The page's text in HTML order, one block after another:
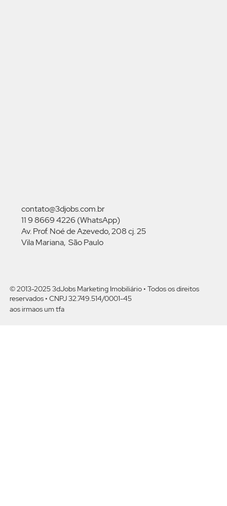
contato@3djobs.com.br
11 9 8669 4226 (WhatsApp)
Av. Prof. Noé de Azevedo, 208 cj. 25
Vila Mariana, São Paulo
© 2013-2025 3dJobs Marketing Imobiliário • Todos os direitos
reservados • CNPJ 32.749.514/0001-45
aos irmaos um tfa